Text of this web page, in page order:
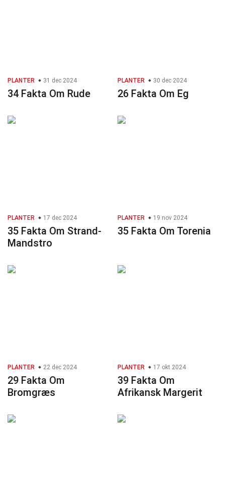
PLANTER 31 dec 2024
34 Fakta Om Rude
PLANTER 30 dec 2024
26 Fakta Om Eg
PLANTER 17 dec 2024
35 Fakta Om Strand-
Mandstro
PLANTER 19 nov 2024
35 Fakta Om Torenia
PLANTER 22 dec 2024
29 Fakta Om
Bromgræs
PLANTER 17 okt 2024
39 Fakta Om
Afrikansk Margerit